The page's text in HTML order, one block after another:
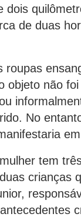
dois
de duas
roupas
objeto não
No
tem
crianças